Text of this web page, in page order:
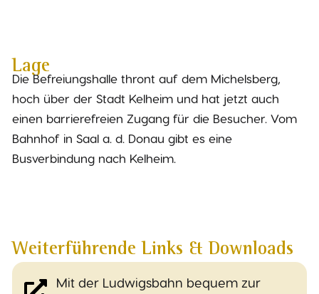
Lage
Die Befreiungshalle thront auf dem Michelsberg,
hoch über der Stadt Kelheim und hat jetzt auch
einen barrierefreien Zugang für die Besucher. Vom
Bahnhof in Saal a. d. Donau gibt es eine
Busverbindung nach Kelheim.
Weiterführende Links & Downloads
Mit der Ludwigsbahn bequem zur